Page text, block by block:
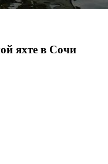
яхте в Сочи